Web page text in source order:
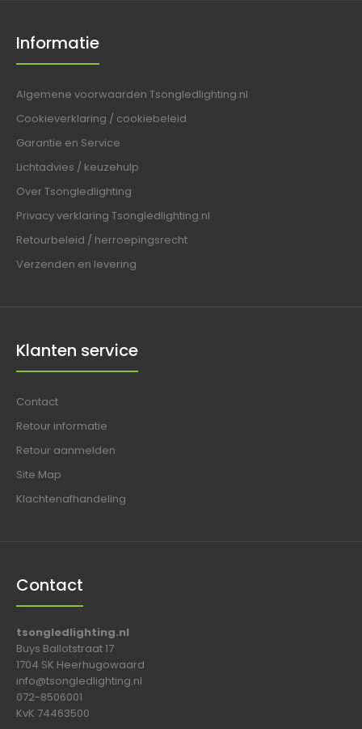
Informatie
Algemene voorwaarden Tsongledlighting.nl
Cookieverklaring / cookiebeleid
Garantie en Service
Lichtadvies / keuzehulp
Over Tsongledlighting
Privacy verklaring Tsongledlighting.nl
Retourbeleid / herroepingsrecht
Verzenden en levering
Klanten service
Contact
Retour informatie
Retour aanmelden
Site Map
Klachtenafhandeling
Contact
tsongledlighting.nl
Buys Ballotstraat 17
1704 SK Heerhugowaard
info@tsongledlighting.nl
072-8506001
KvK 74463500